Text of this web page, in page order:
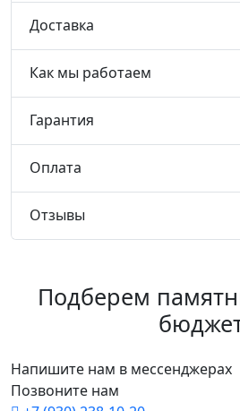
Доставка
Как мы работаем
Гарантия
Оплата
Отзывы
Подберем
Напишите нам в мессенджерах
Позвоните нам